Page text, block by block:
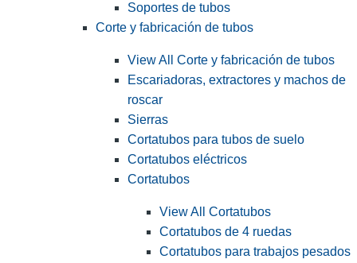
Soportes de tubos
Corte y fabricación de tubos
View All Corte y fabricación de tubos
Escariadoras, extractores y machos de
roscar
Sierras
Cortatubos para tubos de suelo
Cortatubos eléctricos
Cortatubos
View All Cortatubos
Cortatubos de 4 ruedas
Cortatubos para trabajos pesados